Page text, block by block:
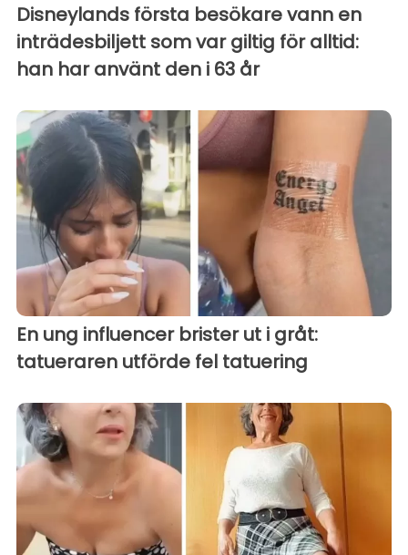
Disneylands första besökare vann en
inträdesbiljett som var giltig för alltid:
han har använt den i 63 år
En ung influencer brister ut i gråt:
tatueraren utförde fel tatuering